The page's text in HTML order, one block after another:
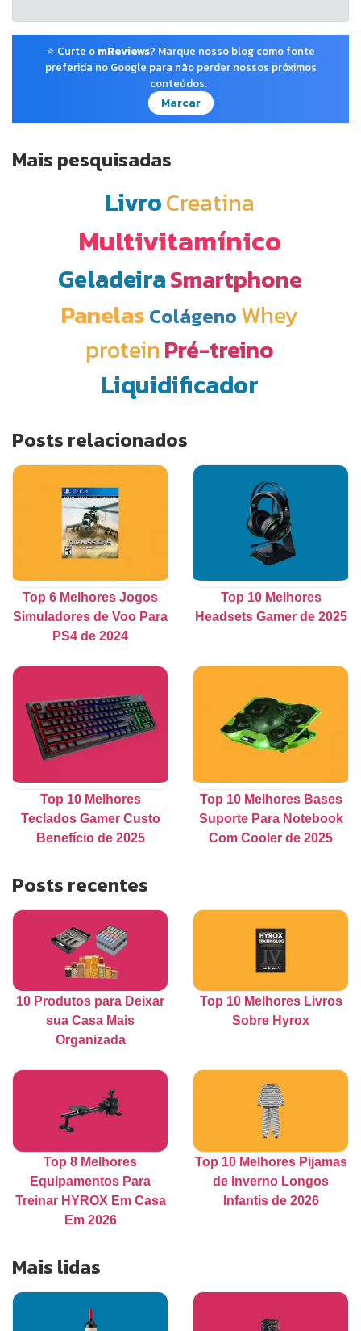
⭐ Curte o mReviews? Marque nosso blog como fonte
preferida no Google para não perder nossos próximos
conteúdos.
Marcar
Mais pesquisadas
LivroCreatina
Multivitamínico
GeladeiraSmartphone
Panelas Colágeno Whey
proteinPré-treino
Liquidificador
Posts relacionados
Top 6 Melhores Jogos
Simuladores de Voo Para
PS4 de 2024
Top 10 Melhores
Headsets Gamer de 2025
Top 10 Melhores
Teclados Gamer Custo
Benefício de 2025
Top 10 Melhores Bases
Suporte Para Notebook
Com Cooler de 2025
Posts recentes
10 Produtos para Deixar
sua Casa Mais
Organizada
Top 10 Melhores Livros
Sobre Hyrox
Top 8 Melhores
Equipamentos Para
Treinar HYROX Em Casa
Em 2026
Top 10 Melhores Pijamas
de Inverno Longos
Infantis de 2026
Mais lidas